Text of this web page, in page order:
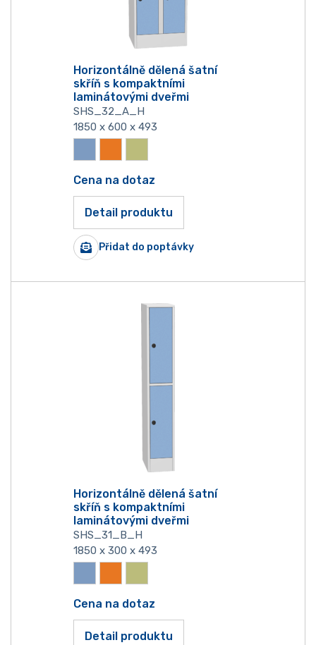
Horizontálně dělená šatní
skříň s kompaktními
laminátovými dveřmi
SHS_32_A_H
1850 x 600 x 493
Cena na dotaz
Detail produktu
Přidat do poptávky
Horizontálně dělená šatní
skříň s kompaktními
laminátovými dveřmi
SHS_31_B_H
1850 x 300 x 493
Cena na dotaz
Detail produktu